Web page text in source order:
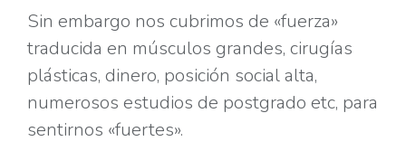
Sin embargo nos cubrimos de «fuerza»
traducida en músculos grandes, cirugías
plásticas, dinero, posición social alta,
numerosos estudios de postgrado etc, para
sentirnos «fuertes».